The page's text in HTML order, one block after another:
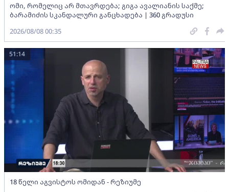
ომი, რომელიც არ მთავრდება; გიგა ავალიანის საქმე;
ბარამიძის სკანდალური განცხადება | 360 გრადუსი
2026/08/08 00:35
18 წელი აგვისტოს ომიდან - რეზიუმე
51:14